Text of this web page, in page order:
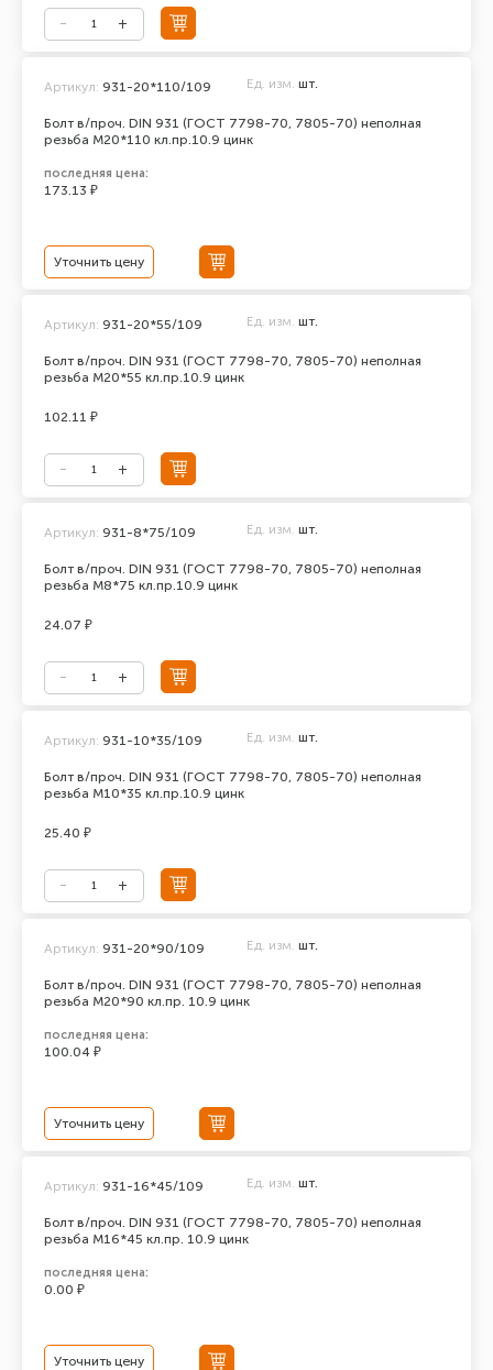
Болт в/проч. DIN 931 (ГОСТ 7798-70, 7805-70) неполная
резьба М20*110 кл.пр.10.9 цинк
Артикул: 931-20*110/109 Ед. изм. шт.
последняя цена:
173.13 ₽
Уточнить цену
Болт в/проч. DIN 931 (ГОСТ 7798-70, 7805-70) неполная
резьба М20*55 кл.пр.10.9 цинк
Артикул: 931-20*55/109 Ед. изм. шт.
102.11 ₽
Болт в/проч. DIN 931 (ГОСТ 7798-70, 7805-70) неполная
резьба М8*75 кл.пр.10.9 цинк
Артикул: 931-8*75/109 Ед. изм. шт.
24.07 ₽
Болт в/проч. DIN 931 (ГОСТ 7798-70, 7805-70) неполная
резьба М10*35 кл.пр.10.9 цинк
Артикул: 931-10*35/109 Ед. изм. шт.
25.40 ₽
Болт в/проч. DIN 931 (ГОСТ 7798-70, 7805-70) неполная
резьба М20*90 кл.пр. 10.9 цинк
Артикул: 931-20*90/109 Ед. изм. шт.
последняя цена:
100.04 ₽
Уточнить цену
Болт в/проч. DIN 931 (ГОСТ 7798-70, 7805-70) неполная
резьба М16*45 кл.пр. 10.9 цинк
Артикул: 931-16*45/109 Ед. изм. шт.
последняя цена:
0.00 ₽
Уточнить цену